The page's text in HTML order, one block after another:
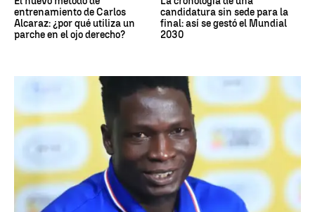
entrenamiento de Carlos
Alcaraz: ¿por qué utiliza un
parche en el ojo derecho?
candidatura sin sede para la
final: así se gestó el Mundial
2030